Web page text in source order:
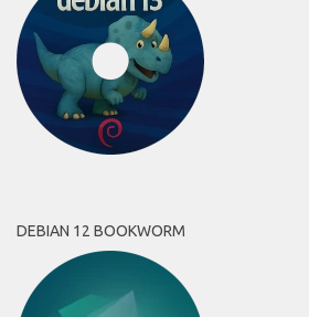
DEBIAN 12 BOOKWORM